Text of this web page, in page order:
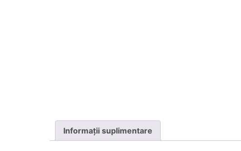
Informații suplimentare